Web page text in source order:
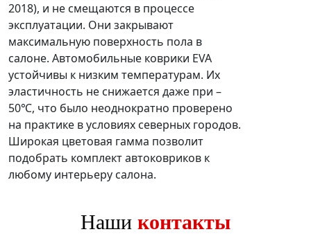
2018), и не смещаются в процессе
эксплуатации. Они закрывают
максимальную поверхность пола в
салоне. Автомобильные коврики EVA
устойчивы к низким температурам. Их
эластичность не снижается даже при –
50℃, что было неоднократно проверено
на практике в условиях северных городов.
Широкая цветовая гамма позволит
подобрать комплект автоковриков к
любому интерьеру салона.
Наши контакты